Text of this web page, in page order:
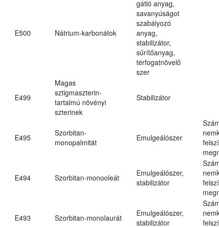
E500 Nátrium-karbonátok
gátló anyag,
savanyúságot
szabályozó
anyag,
stabilizátor,
sűrítőanyag,
térfogatnövelő
szer
E499
Magas
sztigmaszterin-
tartalmú növényi
szterinek
Stabilizátor
E495
Szorbitan-
monopalmitát
Emulgeálószer
E494 Szorbitan-monooleát
Emulgeálószer,
stabilizátor
E493 Szorbitan-monolaurát
Emulgeálószer,
stabilizátor